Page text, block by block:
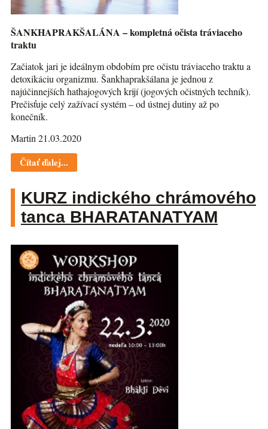
ŠANKHAPRAKŠALÁNA – kompletná očista tráviaceho
traktu
Začiatok jari je ideálnym obdobím pre očistu tráviaceho traktu a
detoxikáciu organizmu. Šankhaprakšálana je jednou z
najúčinnejších hathajogových krijí (jogových očistných techník).
Prečisťuje celý zažívací systém – od ústnej dutiny až po
konečník.
Martin 21.03.2020
Čítať ďalej...
KURZ indického chrámového
tanca BHARATANATYAM